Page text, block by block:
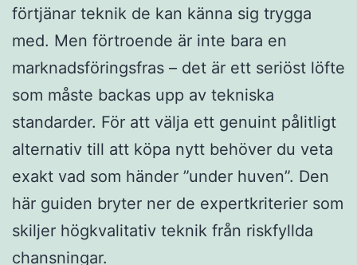
förtjänar teknik de kan känna sig trygga
med. Men förtroende är inte bara en
marknadsföringsfras – det är ett seriöst löfte
som måste backas upp av tekniska
standarder. För att välja ett genuint pålitligt
alternativ till att köpa nytt behöver du veta
exakt vad som händer ”under huven”. Den
här guiden bryter ner de expertkriterier som
skiljer högkvalitativ teknik från riskfyllda
chansningar.